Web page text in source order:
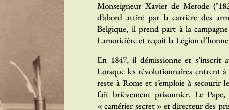
Monseigneur Xavier de Merode
d’abord attiré par la carrière des
Belgique, il prend part à la
Lamoricière et reçoit la Légion
En 1847, il démissionne et s’inscrit
Lorsque les révolutionnaires entrent
reste à Rome et s’emploie à secourir
fait brièvement prisonnier. Le
« camérier secret » et directeur des